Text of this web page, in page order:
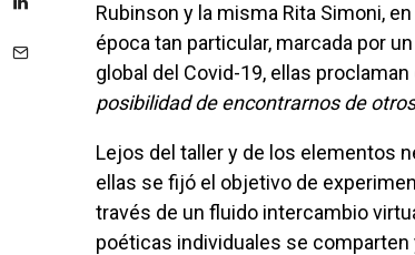
Rubinson y la misma Rita Simoni,
época tan particular, marcada por
global del Covid-19, ellas proclaman
posibilidad de encontrarnos de
Lejos del taller y de los elementos necesarios para el trabajo creativo, cada una de
ellas se fijó el objetivo de
través de un fluido intercambio
poéticas individuales se comparten